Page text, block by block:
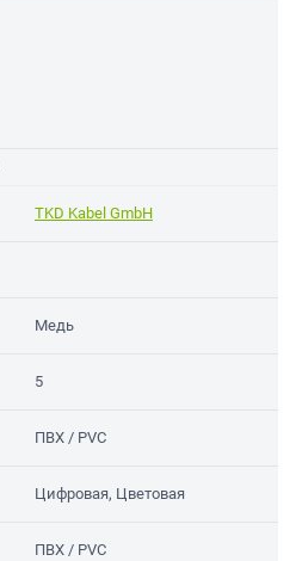
TKD Kabel GmbH
Медь
5
ПВХ / PVC
Цифровая, Цветовая
ПВХ / PVC